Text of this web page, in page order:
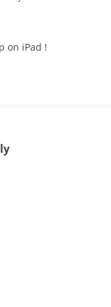
on iPad !